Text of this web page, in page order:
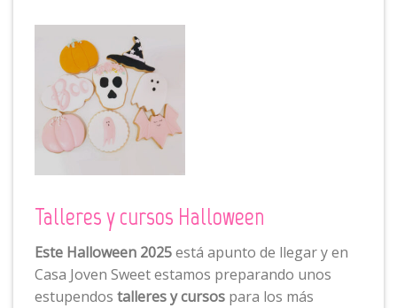
Talleres y cursos Halloween
Este Halloween 2025está apunto de llegar y en
Casa Joven Sweet estamos preparando unos
estupendos talleres y cursos para los más